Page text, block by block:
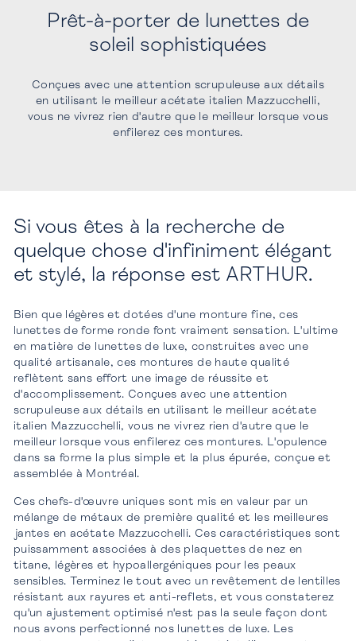
Prêt-à-porter de lunettes de
soleil sophistiquées
Conçues avec une attention scrupuleuse aux détails
en utilisant le meilleur acétate italien Mazzucchelli,
vous ne vivrez rien d'autre que le meilleur lorsque vous
enfilerez ces montures.
Si vous êtes à la recherche de
quelque chose d'infiniment élégant
et stylé, la réponse est ARTHUR.
Bien que légères et dotées d'une monture fine, ces
lunettes de forme ronde font vraiment sensation. L'ultime
en matière de lunettes de luxe, construites avec une
qualité artisanale, ces montures de haute qualité
reflètent sans effort une image de réussite et
d'accomplissement. Conçues avec une attention
scrupuleuse aux détails en utilisant le meilleur acétate
italien Mazzucchelli, vous ne vivrez rien d'autre que le
meilleur lorsque vous enfilerez ces montures. L'opulence
dans sa forme la plus simple et la plus épurée, conçue et
assemblée à Montréal.
Ces chefs-d'œuvre uniques sont mis en valeur par un
mélange de métaux de première qualité et les meilleures
jantes en acétate Mazzucchelli. Ces caractéristiques sont
puissamment associées à des plaquettes de nez en
titane, légères et hypoallergéniques pour les peaux
sensibles. Terminez le tout avec un revêtement de lentilles
résistant aux rayures et anti-reflets, et vous constaterez
qu'un ajustement optimisé n'est pas la seule façon dont
nous avons perfectionné nos lunettes de luxe. Les